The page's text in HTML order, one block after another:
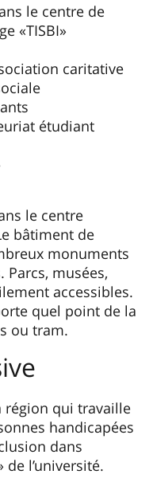
le centre de
«TISBI»
caritative
étudiant
le centre
bâtiment de
monuments
musées,
accessibles.
quel point de la
ou tram.
région qui travaille
handicapées
dans
de l’université.